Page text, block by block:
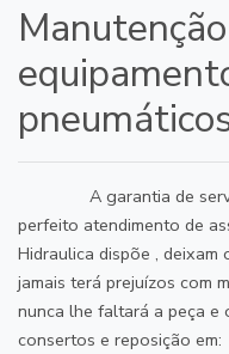
A garantia de serviço
perfeito atendimento de
Hidraulica dispõe ,
jamais terá prejuízos com
nunca lhe faltará a peça e
consertos e reposição em: